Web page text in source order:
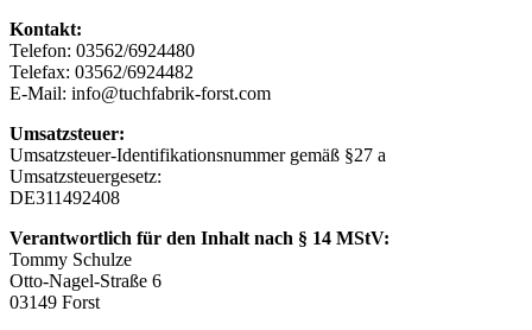
Kontakt:
Telefon: 03562/6924480
Telefax: 03562/6924482
E-Mail: info@tuchfabrik-forst.com
Umsatzsteuer:
Umsatzsteuer-Identifikationsnummer gemäß §27 a
Umsatzsteuergesetz:
DE311492408
Verantwortlich für den Inhalt nach § 14 MStV:
Tommy Schulze
Otto-Nagel-Straße 6
03149 Forst